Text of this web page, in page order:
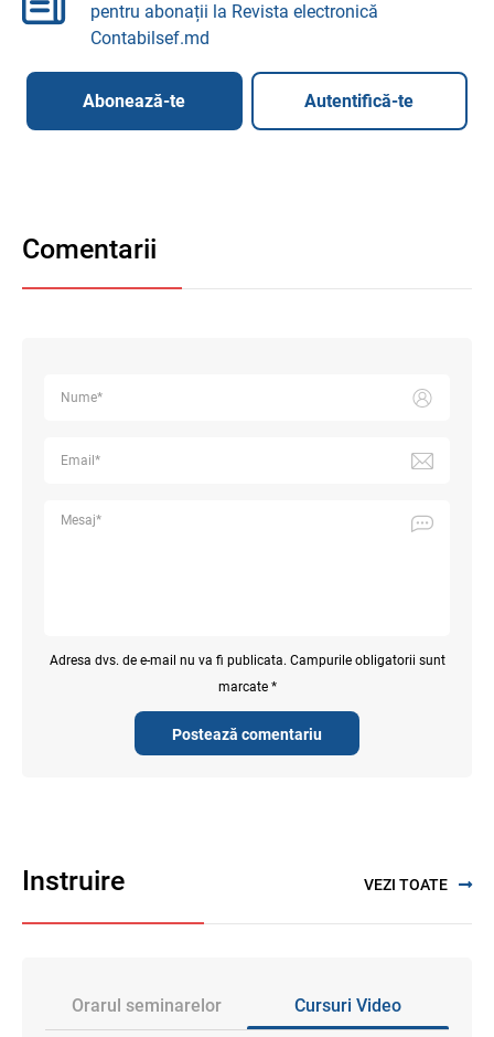
pentru abonații la Revista electronică
Contabilsef.md
Abonează-te Autentifică-te
Comentarii
Postează comentariu
Adresa dvs. de e-mail nu va fi publicata. Campurile obligatorii sunt
marcate *
Instruire VEZI TOATE
Orarul seminarelor Cursuri Video